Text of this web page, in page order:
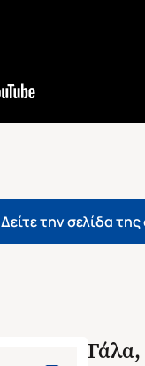
Δείτε την σελίδα
Γάλα,